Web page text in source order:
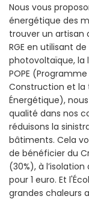
Nous vous
énergétique des
trouver un artisan
RGE en utilisant
photovoltaïque, la
POPE
Construction et la
Énergétique),
qualité dans nos
réduisons la
bâtiments. Cela
de bénéficier du
(30%), à
pour 1 euro. Et
grandes chaleurs